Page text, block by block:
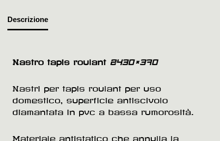
Descrizione
Nastro tapis roulant2430×370
Nastri per tapis roulant per uso
domestico, superficie antiscivolo
diamantata in pvc a bassa rumorosità.
Materiale antistatico che annulla la